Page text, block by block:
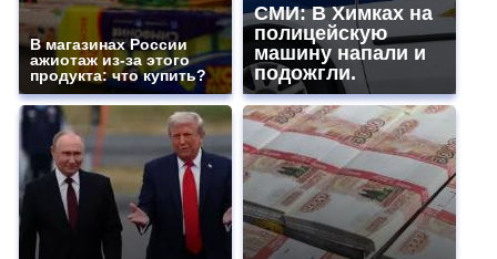
В магазинах России
ажиотаж из-за этого
продукта: что купить?
СМИ: В Химках на
полицейскую
машину напали и
подожгли.